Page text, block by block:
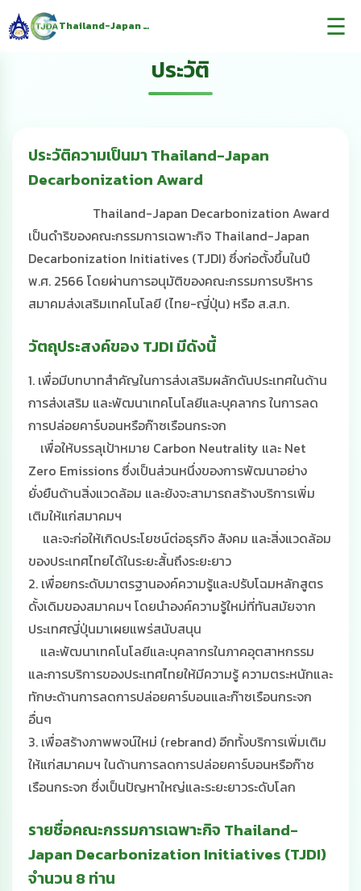
Thailand-Japan Decarbonization Award ☰
ประวัติ
ประวัติความเป็นมา Thailand-Japan
Decarbonization Award
Thailand-Japan Decarbonization Award
เป็นดำริของคณะกรรมการเฉพาะกิจ Thailand-Japan
Decarbonization Initiatives (TJDI) ซึ่งก่อตั้งขึ้นในปี
พ.ศ. 2566 โดยผ่านการอนุมัติของคณะกรรมการบริหาร
สมาคมส่งเสริมเทคโนโลยี (ไทย-ญี่ปุ่น) หรือ ส.ส.ท.
วัตถุประสงค์ของ TJDI มีดังนี้
1. เพื่อมีบทบาทสำคัญในการส่งเสริมผลักดันประเทศในด้าน
การส่งเสริม และพัฒนาเทคโนโลยีและบุคลากร ในการลด
การปล่อยคาร์บอนหรือก๊าซเรือนกระจก
เพื่อให้บรรลุเป้าหมาย Carbon Neutrality และ Net
Zero Emissions ซึ่งเป็นส่วนหนึ่งของการพัฒนาอย่าง
ยั่งยืนด้านสิ่งแวดล้อม และย้งจะสามารถสร้างบริการเพิ่ม
เติมให้แก่สมาคมฯ
และจะก่อให้เกิดประโยชน์ต่อธุรกิจ สังคม และสิ่งแวดล้อม
ของประเทศไทยได้ในระยะสั้นถึงระยะยาว
2. เพื่อยกระดับมาตรฐานองค์ความรู้และปรับโฉมหลักสูตร
ดั้งเดิมของสมาคมฯ โดยนำองค์ความรู้ใหม่ที่ทันสมัยจาก
ประเทศญี่ปุ่นมาเผยแพร่สนับสนุน
และพัฒนาเทคโนโลยีและบุคลากรในภาคอุตสาหกรรม
และการบริการของประเทศไทยให้มีความรู้ ความตระหนักและ
ทักษะด้านการลดการปล่อยคาร์บอนและก๊าซเรือนกระจก
อื่นๆ
3. เพื่อสร้างภาพพจน์ใหม่ (rebrand) อีกทั้งบริการเพิ่มเติม
ให้แก่สมาคมฯ ในด้านการลดการปล่อยคาร์บอนหรือก๊าซ
เรือนกระจก ซึ่งเป็นปัญหาใหญ่และระยะยาวระดับโลก
รายชื่อคณะกรรมการเฉพาะกิจ Thailand-
Japan Decarbonization Initiatives (TJDI)
จำนวน 8 ท่าน